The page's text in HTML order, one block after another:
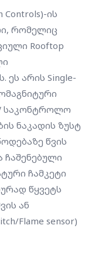
Flame sensor)
Controls)-ის
რომელიც
Rooftop
ეს არის Single-
საკონტროლო
ნაკადის ზუსტ
წვის
ჩაშენებული
ჩამკეტი
წყვეტს
ან
Flame sensor)